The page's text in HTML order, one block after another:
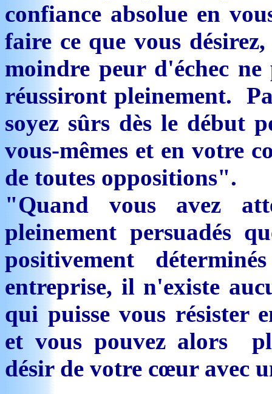
confiance absolue en
faire ce que vous
moindre peur d'échec
réussiront pleinement.
soyez sûrs dès le début
vous-mêmes et en votre
de toutes oppositions".
"Quand vous avez
pleinement persuadés
positivement
entreprise, il n'existe
qui puisse vous résister
et vous pouvez alors
désir de votre cœur avec